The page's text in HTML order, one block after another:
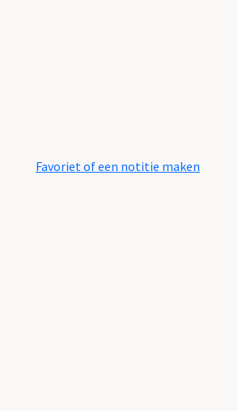
Favoriet of een notitie maken